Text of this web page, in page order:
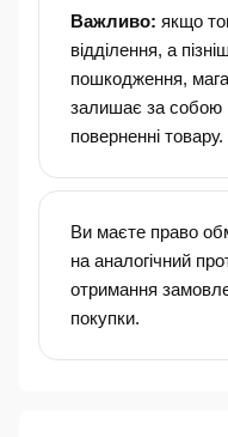
Важливо: якщо
відділення, а
пошкодження,
залишає за собою
поверненні товару.
Ви маєте право
на аналогічний
отримання
покупки.